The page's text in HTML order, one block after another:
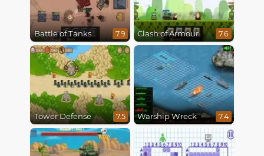
Battle of Tanks 7.9 Clash of Armour 7.6
Tower Defense 7.5 Warship Wreck 7.4